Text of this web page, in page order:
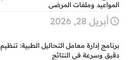
المواعيد وملفات المرضى
أبريل 28, 2026
برنامج إدارة معامل التحاليل الطبية: تنظيم
دقيق وسرعة في النتائج